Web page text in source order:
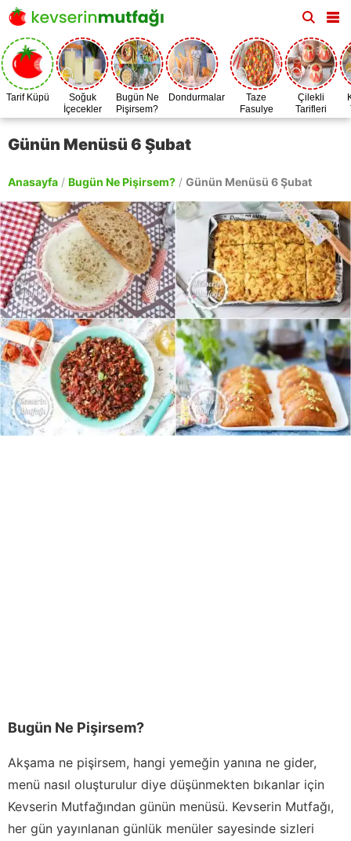
Tarif Küpü
Soğuk
İçecekler
Bugün Ne
Pişirsem?
Dondurmalar
Taze
Fasulye
Zamanı
Çilekli
Tarifleri
Günün Menüsü 6 Şubat
Anasayfa / Bugün Ne Pişirsem? / Günün Menüsü 6 Şubat
Bugün Ne Pişirsem?
Akşama ne pişirsem, hangi yemeğin yanına ne gider,
menü nasıl oluşturulur diye düşünmekten bıkanlar için
Kevserin Mutfağından günün menüsü. Kevserin Mutfağı,
her gün yayınlanan günlük menüler sayesinde sizleri